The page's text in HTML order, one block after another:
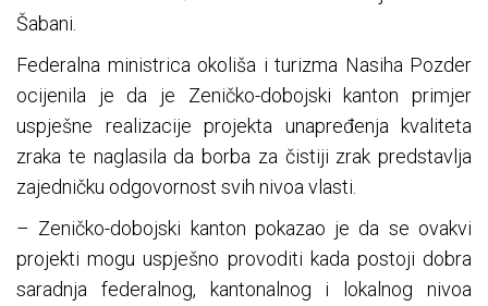
Šabani.
Federalna ministrica okoliša i turizma Nasiha Pozder
ocijenila je da je Zeničko-dobojski kanton primjer
uspješne realizacije projekta unapređenja kvaliteta
zraka te naglasila da borba za čistiji zrak predstavlja
zajedničku odgovornost svih nivoa vlasti.
– Zeničko-dobojski kanton pokazao je da se ovakvi
projekti mogu uspješno provoditi kada postoji dobra
saradnja federalnog, kantonalnog i lokalnog nivoa